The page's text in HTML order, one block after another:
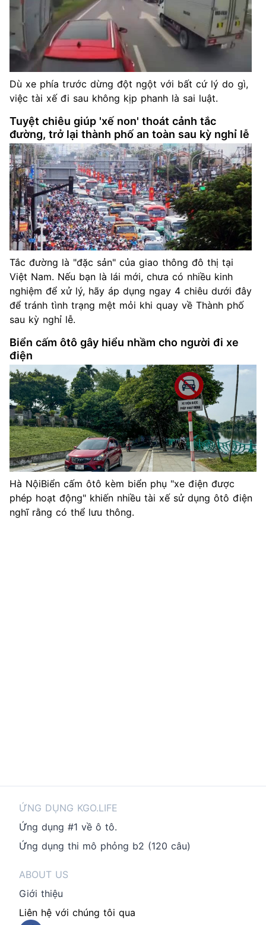
Dù xe phía trước dừng đột ngột với bất cứ lý do gì,
việc tài xế đi sau không kịp phanh là sai luật.
Tuyệt chiêu giúp 'xế non' thoát cảnh tắc
đường, trở lại thành phố an toàn sau kỳ nghỉ lễ
Tắc đường là "đặc sản" của giao thông đô thị tại
Việt Nam. Nếu bạn là lái mới, chưa có nhiều kinh
nghiệm để xử lý, hãy áp dụng ngay 4 chiêu dưới đây
để tránh tình trạng mệt mỏi khi quay về Thành phố
sau kỳ nghỉ lễ.
Biển cấm ôtô gây hiểu nhầm cho người đi xe
điện
Hà NộiBiển cấm ôtô kèm biển phụ "xe điện được
phép hoạt động" khiến nhiều tài xế sử dụng ôtô điện
nghĩ rằng có thể lưu thông.
ỨNG DỤNG KGO.LIFE
Ứng dụng #1 về ô tô.
Ứng dụng thi mô phỏng b2 (120 câu)
ABOUT US
Giới thiệu
Liên hệ với chúng tôi qua